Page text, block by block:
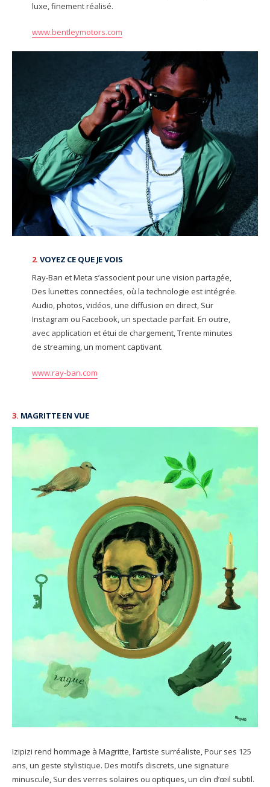
luxe, finement réalisé.
www.bentleymotors.com
2. VOYEZ CE QUE JE VOIS
Ray-Ban et Meta s’associent pour une vision partagée,
Des lunettes connectées, où la technologie est intégrée.
Audio, photos, vidéos, une diffusion en direct, Sur
Instagram ou Facebook, un spectacle parfait. En outre,
avec application et étui de chargement, Trente minutes
de streaming, un moment captivant.
www.ray-ban.com
3. MAGRITTE EN VUE
Izipizi rend hommage à Magritte, l’artiste surréaliste, Pour ses 125
ans, un geste stylistique. Des motifs discrets, une signature
minuscule, Sur des verres solaires ou optiques, un clin d’œil subtil.